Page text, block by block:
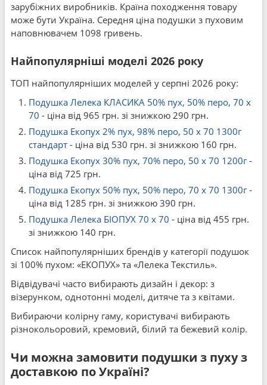
зарубіжних виробників. Країна походження товару
може бути Україна. Середня ціна подушки з пуховим
наповнювачем 1098 гривень.
Найпопулярніші моделі 2026 року
ТОП найпопулярніших моделей у серпні 2026 року:
Подушка Лелека КЛАСИКА 50% пух, 50% перо, 70 x
70 - ціна від 965 грн. зі знижкою 290 грн.
Подушка Екопух 2% пух, 98% перо, 50 x 70 1300г
стандарт - ціна від 530 грн. зі знижкою 160 грн.
Подушка Екопух 30% пух, 70% перо, 50 x 70 1200г-
ціна від 725 грн.
Подушка Екопух 50% пух, 50% перо, 70 x 70 1300г-
ціна від 1285 грн. зі знижкою 390 грн.
Подушка Лелека БІОПУХ 70 x 70 - ціна від 455 грн.
зі знижкою 140 грн.
Список найпопулярніших брендів у категорії подушок
зі 100% пухом: «ЕКОПУХ» та «Лелека Текстиль».
Відвідувачі часто вибирають дизайн і декор: з
візерунком, однотонні моделі, дитяче та з квітами.
Вибираючи колірну гаму, користувачі вибирають
різнокольоровий, кремовий, білий та бежевий колір.
Чи можна замовити подушки з пуху з
доставкою по Україні?